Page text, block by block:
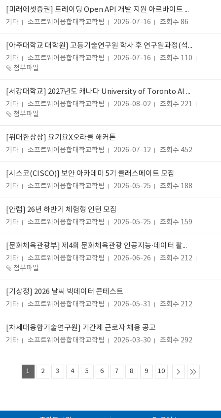
[미래에셋증권] 트레이딩 Open API 개발 지원 아르바이트 채용 안내
기타 소프트웨어융합대학교학팀 2026-07-16 조회수 86
[아주대학교 대학원] 고등기술연구원 학사 후 연구원과정(석사연계형) 모집 안내
기타 소프트웨어융합대학교학팀 2026-07-16
조회수 110
첨부파일
[서강대학교] 2027년도 캐나다 University of Toronto AI 융합 교육프로그램 파견교육생 모집
기타 소프트웨어융합대학교학팀 2026-08-02
조회수 221
첨부파일
[위대한상상] 요기요X오라클 해커톤
기타 소프트웨어융합대학교학팀 2026-07-12 조회수 452
[시스코(CISCO)] 보안 아카데미 5기 클래스메이트 모집
기타 소프트웨어융합대학교학팀 2026-05-25 조회수 188
[안랩] 26년 하반기 체험형 인턴 모집
기타 소프트웨어융합대학교학팀 2026-05-25 조회수 159
[문화체육관광부] 제4회 문화체육관광 인공지능·데이터 활용 공모전
기타 소프트웨어융합대학교학팀 2026-06-26
조회수 212
첨부파일
[기상청] 2026 날씨 빅데이터 콘테스트
기타 소프트웨어융합대학교학팀 2026-05-31 조회수 212
[차세대융합기술연구원] 기간제 근로자 채용 공고
기타 소프트웨어융합대학교학팀 2026-03-30 조회수 292
1 2 3 4 5 6 7 8 9 10